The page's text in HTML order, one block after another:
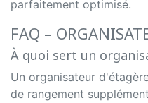
parfaitement optimisé.
FAQ –
À quoi sert un
Un organisateur
de rangement